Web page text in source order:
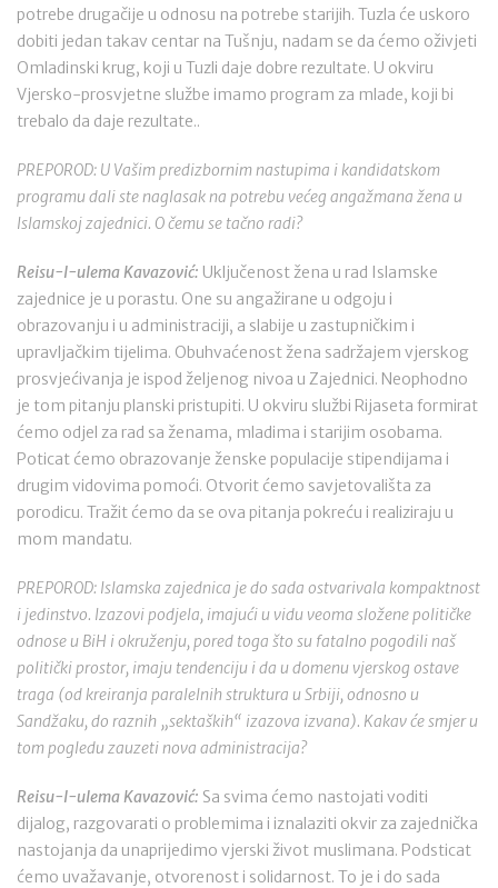
potrebe drugačije u odnosu na potrebe starijih. Tuzla će uskoro
dobiti jedan takav centar na Tušnju, nadam se da ćemo oživjeti
Omladinski krug, koji u Tuzli daje dobre rezultate. U okviru
Vjersko-prosvjetne službe imamo program za mlade, koji bi
trebalo da daje rezultate..
PREPOROD: U Vašim predizbornim nastupima i kandidatskom
programu dali ste naglasak na potrebu većeg angažmana žena u
Islamskoj zajednici. O čemu se tačno radi?
Reisu-l-ulema Kavazović: Uključenost žena u rad Islamske
zajednice je u porastu. One su angažirane u odgoju i
obrazovanju i u administraciji, a slabije u zastupničkim i
upravljačkim tijelima. Obuhvaćenost žena sadržajem vjerskog
prosvjećivanja je ispod željenog nivoa u Zajednici. Neophodno
je tom pitanju planski pristupiti. U okviru službi Rijaseta formirat
ćemo odjel za rad sa ženama, mladima i starijim osobama.
Poticat ćemo obrazovanje ženske populacije stipendijama i
drugim vidovima pomoći. Otvorit ćemo savjetovališta za
porodicu. Tražit ćemo da se ova pitanja pokreću i realiziraju u
mom mandatu.
PREPOROD: Islamska zajednica je do sada ostvarivala kompaktnost
i jedinstvo. Izazovi podjela, imajući u vidu veoma složene političke
odnose u BiH i okruženju, pored toga što su fatalno pogodili naš
politički prostor, imaju tendenciju i da u domenu vjerskog ostave
traga (od kreiranja paralelnih struktura u Srbiji, odnosno u
Sandžaku, do raznih „sektaških“ izazova izvana). Kakav će smjer u
tom pogledu zauzeti nova administracija?
Reisu-l-ulema Kavazović: Sa svima ćemo nastojati voditi
dijalog, razgovarati o problemima i iznalaziti okvir za zajednička
nastojanja da unaprijedimo vjerski život muslimana. Podsticat
ćemo uvažavanje, otvorenost i solidarnost. To je i do sada